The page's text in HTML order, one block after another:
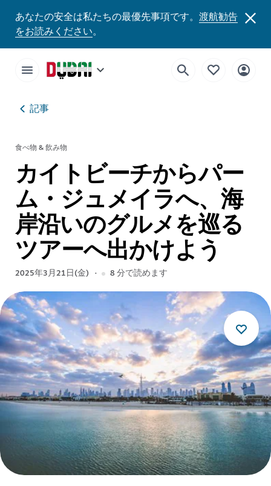
あなたの安全は私たちの最優先事項です。 渡航勧告
をお読みください。
記事
食べ物 & 飲み物
カイトビーチからパー
ム・ジュメイラへ、海
岸沿いのグルメを巡る
ツアーへ出かけよう
2025年3月21日(金) 8分で読めます